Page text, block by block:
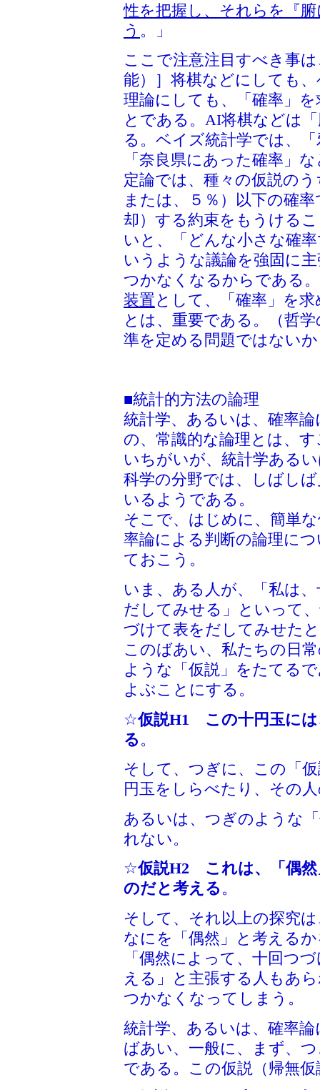
性を把握し、それらを『
う 。」
ここで注意注目すべき事
能）］将棋などにしても
理論にしても、「確率」
とである。AI将棋などは
る。ベイズ統計学では、
「奈良県にあった確率」
定論では、種々の仮説の
または、５％）以下の確
却）する約束をもうける
いと、「どんな小さな確
いうような議論を強固に
つかなくなるからである。
装置として、「確率」を
とは、重要である。（哲
準を定める問題ではない
■統計的方法の論理
統計学、あるいは、確率
の、常識的な論理とは、
いちがいが、統計学ある
科学の分野では、しばし
いるようである。
そこで、はじめに、簡単
率論による判断の論理に
ておこう。
いま、ある人が、「私は
だしてみせる」といって
づけて表をだしてみせた
このばあい、私たちの日
ような「仮説」をたてる
よぶことにする。
☆仮説H1 この十円玉に
る 。
そして、つぎに、この「
円玉をしらべたり、その
あるいは、つぎのような
れない。
☆仮説H2 これは、「偶然
のだと考える 。
そして、それ以上の探究
なにを「偶然」と考える
「偶然によって、十回つ
える」と主張する人もあ
つかなくなってしまう。
統計学、あるいは、確率
ばあい、一般に、まず、
である。この仮説（帰無